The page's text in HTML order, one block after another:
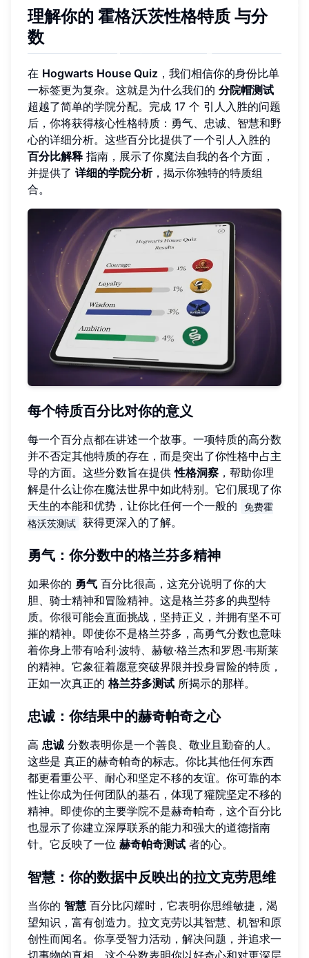
理解你的 霍格沃茨性格特质与分
数
在 Hogwarts House Quiz ，我们相信你的身份比单
一标签更为复杂。这就是为什么我们的 分院帽测试
超越了简单的学院分配。完成 17 个 引人入胜的问题
后，你将获得核心性格特质：勇气、忠诚、智慧和野
心的详细分析。这些百分比提供了一个引人入胜的
百分比解释 指南，展示了你魔法自我的各个方面，
并提供了 详细的学院分析，揭示你独特的特质组
合。
每个特质百分比对你的意义
每一个百分点都在讲述一个故事。一项特质的高分数
并不否定其他特质的存在，而是突出了你性格中占主
导的方面。这些分数旨在提供性格洞察 ，帮助你理
解是什么让你在魔法世界中如此特别。它们展现了你
天生的本能和优势，让你比任何一个一般的
免费霍
格沃茨测试
获得更深入的了解。
勇气：你分数中的格兰芬多精神
如果你的 勇气 百分比很高，这充分说明了你的大
胆、骑士精神和冒险精神。这是格兰芬多的典型特
质。你很可能会直面挑战，坚持正义，并拥有坚不可
摧的精神。即使你不是格兰芬多，高勇气分数也意味
着你身上带有哈利·波特、赫敏·格兰杰和罗恩·韦斯莱
的精神。它象征着愿意突破界限并投身冒险的特质，
正如一次真正的 格兰芬多测试 所揭示的那样。
忠诚：你结果中的赫奇帕奇之心
高 忠诚 分数表明你是一个善良、敬业且勤奋的人。
这些是 真正的赫奇帕奇的标志。你比其他任何东西
都更看重公平、耐心和坚定不移的友谊。你可靠的本
性让你成为任何团队的基石，体现了獾院坚定不移的
精神。即使你的主要学院不是赫奇帕奇，这个百分比
也显示了你建立深厚联系的能力和强大的道德指南
针。它反映了一位 赫奇帕奇测试 者的心。
智慧：你的数据中反映出的拉文克劳思维
当你的 智慧 百分比闪耀时，它表明你思维敏捷，渴
望知识，富有创造力。拉文克劳以其智慧、机智和原
创性而闻名。你享受智力活动，解决问题，并追求一